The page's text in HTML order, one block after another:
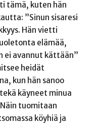
tämä, kuten hän
”Sinun sisaresi
Hän vietti
elämää,
ei avannut kättään”
heidät
kun hän sanoo
käyneet minua
tuomitaan
köyhiä ja